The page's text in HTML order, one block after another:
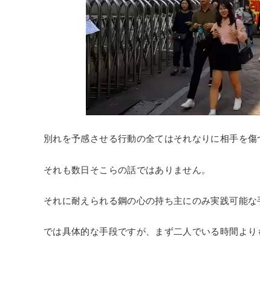
別れを予感させる行動の全てはそれなりに相手を
それも数日そこらの話ではありません。
それに耐えられる鋼の心の持ち主にのみ実践可能
では具体的な手段ですが、まず二人でいる時間より